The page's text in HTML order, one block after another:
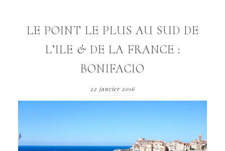
LE POINT LE PLUS AU SUD DE
L’ILE & DE LA FRANCE :
BONIFACIO
22 janvier 2016